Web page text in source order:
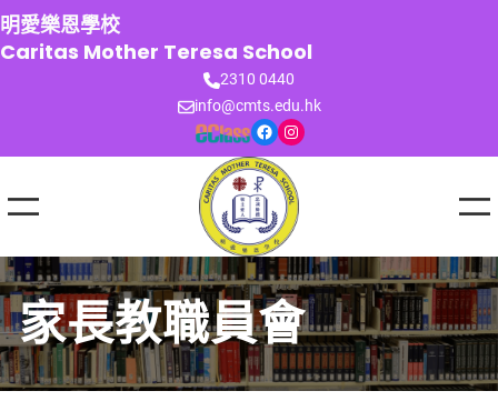
跳
至
主
明愛樂恩學校
Caritas Mother Teresa School
2310 0440
info@cmts.edu.hk
Facebook Instagram
家長教職員會